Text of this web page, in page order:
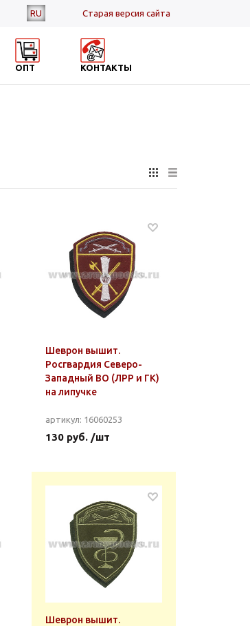
RU Cтарая версия сайта
ОПТ КОНТАКТЫ
Шеврон вышит.
Росгвардия Северо-
Западный ВО (ЛРР и ГК)
на липучке
артикул: 16060253
130 руб. /шт
Шеврон вышит.